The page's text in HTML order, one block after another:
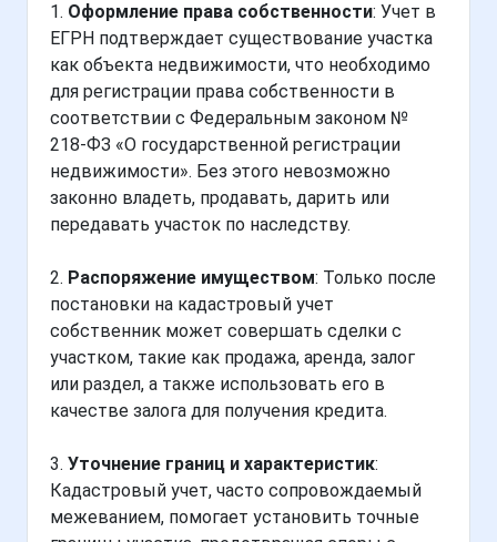
1. Оформление права собственности: Учет в
ЕГРН подтверждает существование участка
как объекта недвижимости, что необходимо
для регистрации права собственности в
соответствии с Федеральным законом №
218-ФЗ «О государственной регистрации
недвижимости». Без этого невозможно
законно владеть, продавать, дарить или
передавать участок по наследству.
2. Распоряжение имуществом: Только после
постановки на кадастровый учет
собственник может совершать сделки с
участком, такие как продажа, аренда, залог
или раздел, а также использовать его в
качестве залога для получения кредита.
3. Уточнение границ и характеристик:
Кадастровый учет, часто сопровождаемый
межеванием, помогает установить точные